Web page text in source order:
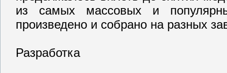
из самых массовых и
произведено и собрано на разных
Разработка